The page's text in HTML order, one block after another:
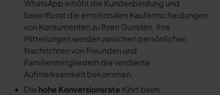
WhatsApp erhöht die Kundenbindung und
beeinflusst die emotionalen Kaufentscheidungen
von Konsumenten zu Ihren Gunsten. Ihre
Mitteilungen werden zwischen persönlichen
Nachrichten von Freunden und
Familienmitgliedern die verdiente
Aufmerksamkeit bekommen.
Die hohe Konversionsrate führt beim